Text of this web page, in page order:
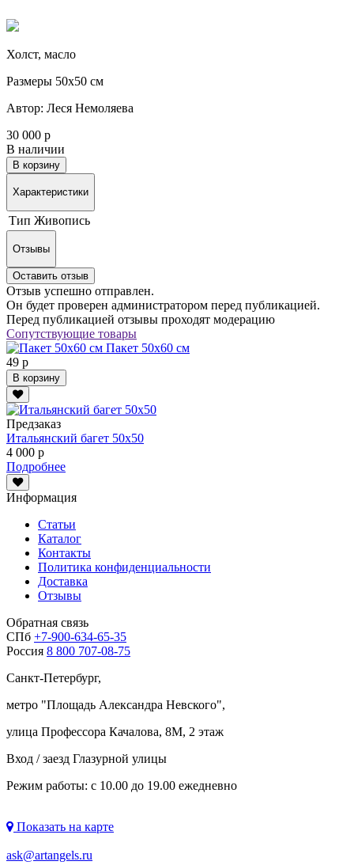
Холст, масло
Размеры 50х50 см
Автор: Леся Немоляева
30 000 р
В наличии
В корзину
Характеристики
Тип Живопись
Отзывы
Оставить отзыв
Отзыв успешно отправлен.
Он будет проверен администратором перед публикацией.
Перед публикацией отзывы проходят модерацию
Сопутствующие товары
Пакет 50х60 см
49 р
В корзину
Предзаказ
Итальянский багет 50х50
4 000 р
Подробнее
Информация
Статьи
Каталог
Контакты
Политика конфиденциальности
Доставка
Отзывы
Обратная связь
СПб +7-900-634-65-35
Россия 8 800 707-08-75
Санкт-Петербург,
метро "Площадь Александра Невского",
улица Профессора Качалова, 8М, 2 этаж
Вход / заезд Глазурной улицы
Режим работы: с 10.00 до 19.00 ежедневно
Показать на карте
ask@artangels.ru